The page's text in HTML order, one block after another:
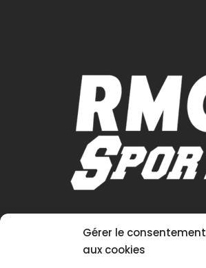
Gérer le consentement
aux cookies